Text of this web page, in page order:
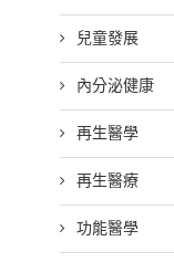
兒童發展
內分泌健康
再生醫學
再生醫療
功能醫學